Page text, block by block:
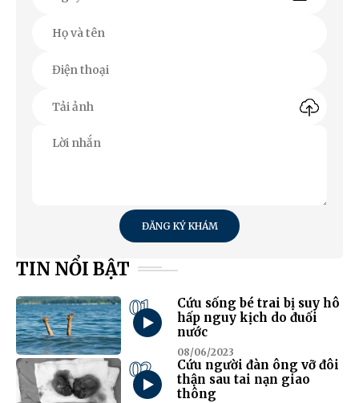
ĐĂNG KÝ KHÁM
TIN NỔI BẬT
01
Cứu sống bé trai bị suy hô
hấp nguy kịch do đuối
nước
08/06/2023
02
Cứu người đàn ông vỡ đôi
thận sau tai nạn giao
thông